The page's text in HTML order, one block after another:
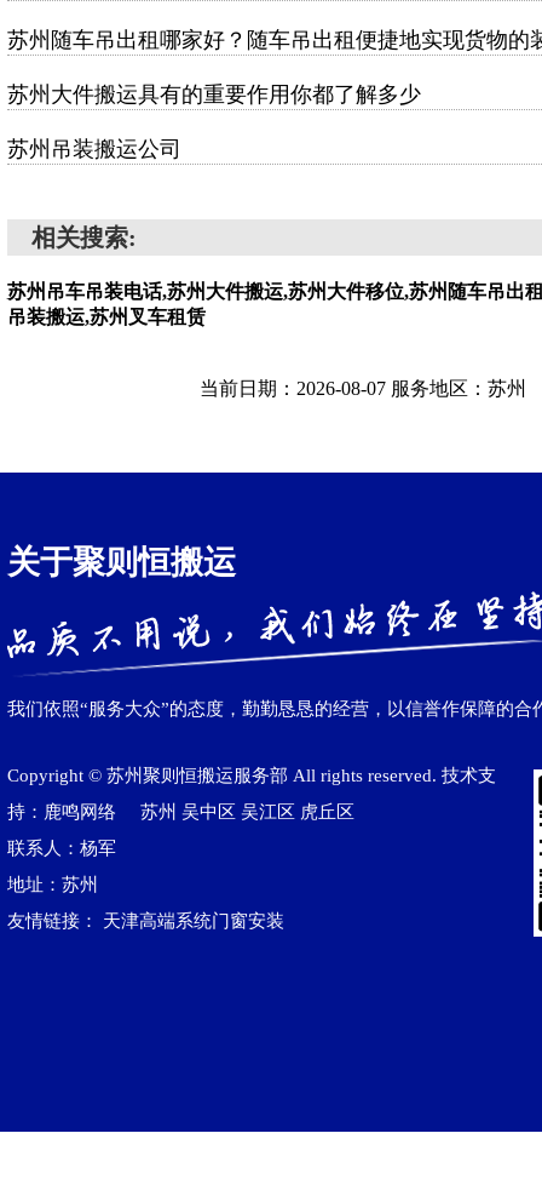
苏州随车吊出租哪家好？随车吊出租便捷地实现货物的
苏州大件搬运具有的重要作用你都了解多少
苏州吊装搬运公司
相关搜索:
苏州吊车吊装电话,苏州大件搬运,苏州大件移位,苏州随车吊出
吊装搬运,苏州叉车租赁
当前日期：2026-08-07 服务地区：苏州
关于聚则恒搬运
我们依照“服务大众”的态度，勤勤恳恳的经营，以信誉作保障的合
Copyright © 苏州聚则恒搬运服务部 All rights reserved. 技术支
持：鹿鸣网络 苏州 吴中区 吴江区‌ 虎丘区
联系人：杨军
地址：苏州
友情链接： 天津高端系统门窗安装